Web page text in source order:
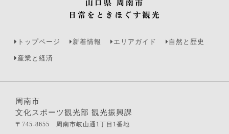
トップページ 新着情報 エリアガイド 自然と歴史
産業と経済
周南市
文化スポーツ観光部 観光振興課
〒745-8655 周南市岐山通1丁目1番地